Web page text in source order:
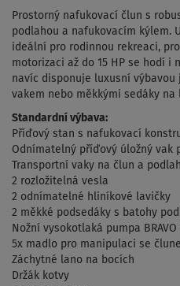
Prostorný nafukovací člun s
podlahou a nafukovacím kýlem.
ideální pro rodinnou rekreaci,
motorizaci až do 15 HP se hodí i
navíc disponuje luxusní
vakem nebo měkkými sedáky
Standardní výbava:
Příďový stan s nafukovací
Odnímatelný příďový úložný vak
Transportní vaky na člun a
2 rozložitelná vesla
2 odnímatelné hliníkové lavičky
2 měkké podsedáky s batohy
Nožní vysokotlaká pumpa BRAVO
5x madlo pro manipulaci se
Záchytné lano na bocích
Držák kotvy